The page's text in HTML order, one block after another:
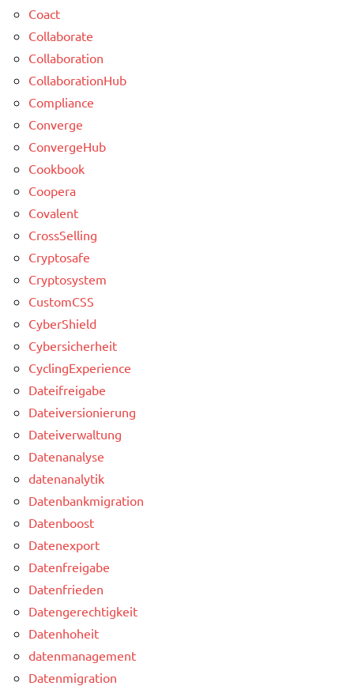
Coact
Collaborate
Collaboration
CollaborationHub
Compliance
Converge
ConvergeHub
Cookbook
Coopera
Covalent
CrossSelling
Cryptosafe
Cryptosystem
CustomCSS
CyberShield
Cybersicherheit
CyclingExperience
Dateifreigabe
Dateiversionierung
Dateiverwaltung
Datenanalyse
datenanalytik
Datenbankmigration
Datenboost
Datenexport
Datenfreigabe
Datenfrieden
Datengerechtigkeit
Datenhoheit
datenmanagement
Datenmigration